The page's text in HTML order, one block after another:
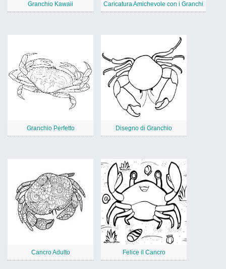
Granchio Kawaii Caricatura Amichevole con i Granchi
Granchio Perfetto Disegno di Granchio
Cancro Adulto Felice il Cancro